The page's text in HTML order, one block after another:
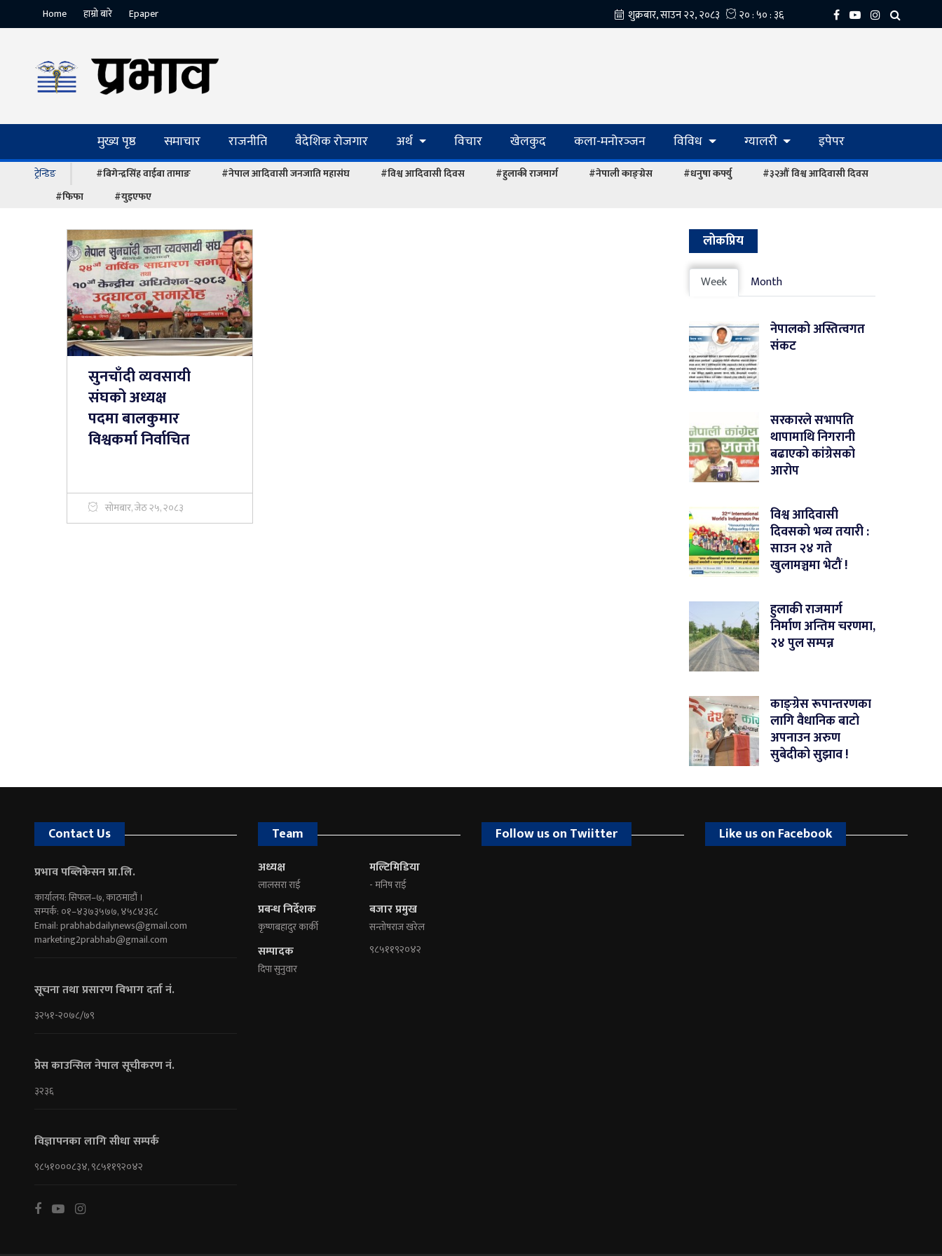
Home हाम्रो बारे Epaper
मुख्य पृष्ठ समाचार राजनीति वैदेशिक रोजगार अर्थ विचार खेलकुद कला-मनोरञ्‍जन विविध ग्यालरी इपेपर
ट्रेन्डिङ #बिगेन्द्रसिंह वाईबा तामाङ #नेपाल आदिवासी जनजाति महासंघ #विश्व आदिवासी दिवस #हुलाकी राजमार्ग #नेपाली काङ्ग्रेस #धनुषा कर्फ्यु
#३२औं विश्व आदिवासी दिवस
#फिफा
#युइएफए
सुनचाँदी व्यवसायी
संघको अध्यक्ष
पदमा बालकुमार
विश्वकर्मा निर्वाचित
सोमबार, जेठ २५, २०८३
लोकप्रिय
Week Month
नेपालको अस्तित्वगत
संकट
सरकारले सभापति
थापामाथि निगरानी
बढाएको कांग्रेसको
आरोप
विश्व आदिवासी
दिवसको भव्य तयारी :
साउन २४ गते
खुलामञ्चमा भेटौं !
हुलाकी राजमार्ग
निर्माण अन्तिम चरणमा,
२४ पुल सम्पन्न
काङ्ग्रेस रूपान्तरणका
लागि वैधानिक बाटो
अपनाउन अरुण
सुबेदीको सुझाव !
Contact Us
प्रभाव पब्लिकेसन प्रा.लि.
कार्यालय: सिफल–७, काठमाडौं ।
सम्पर्क: ०१–४३७३५७७, ४५८४३६८
Email:prabhabdailynews@gmail.com
marketing2prabhab@gmail.com
सूचना तथा प्रसारण विभाग दर्ता नं.
३२५१-२०७८/७९
प्रेस काउन्सिल नेपाल सूचीकरण नं.
३२३६
विज्ञापनका लागि सीधा सम्पर्क
९८५१०००८३४, ९८५११९२०४२
Team
अध्यक्ष
लालसरा राई
प्रबन्ध निर्देशक
कृष्णबहादुर कार्की
सम्पादक
दिपा सुनुवार
मल्टिमिडिया
- मनिष राई
बजार प्रमुख
सन्तोषराज खरेल
९८५११९२०४२
Follow us on Twiitter Like us on Facebook